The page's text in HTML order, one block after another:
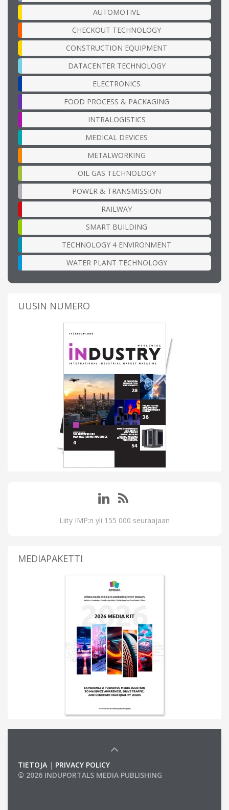
AUTOMOTIVE
CHECKOUT TECHNOLOGY
CONSTRUCTION EQUIPMENT
DATACENTER TECHNOLOGY
ELECTRONICS
FOOD PROCESS & PACKAGING
INTRALOGISTICS
MEDICAL DEVICES
METALWORKING
OIL GAS TECHNOLOGY
POWER & TRANSMISSION
RAILWAY
SMART BUILDING
TECHNOLOGY 4 ENVIRONMENT
WATER PLANT TECHNOLOGY
UUSIN NUMERO
Liity IMP:n yli 155 000 seuraajaan
MEDIAPAKETTI
TIETOJA | PRIVACY POLICY
© 2026 INDUPORTALS MEDIA PUBLISHING